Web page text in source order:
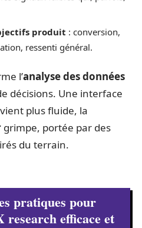
produit : conversion,
ressenti général.
l’analyse des données
décisions. Une interface
plus fluide, la
grimpe, portée par des
du terrain.
pratiques pour
research efficace et